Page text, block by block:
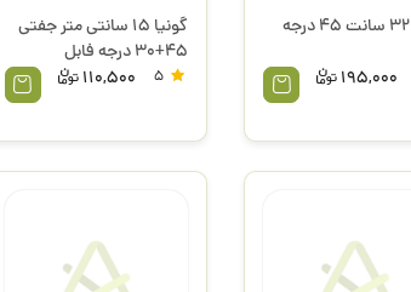
گونیا 32 سانت 45 درجه
195,000
گونیا 15 سانتی متر جفتی
45+30 درجه فابل
110,500